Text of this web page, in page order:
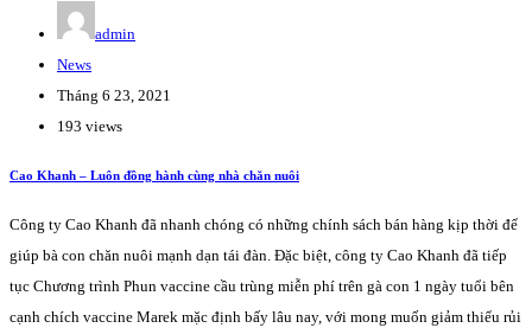
admin
News
Tháng 6 23, 2021
193 views
Cao Khanh – Luôn đồng hành cùng nhà chăn nuôi
Công ty Cao Khanh đã nhanh chóng có những chính sách bán hàng kịp thời để
giúp bà con chăn nuôi mạnh dạn tái đàn. Đặc biệt, công ty Cao Khanh đã tiếp
tục Chương trình Phun vaccine cầu trùng miễn phí trên gà con 1 ngày tuổi bên
cạnh chích vaccine Marek mặc định bấy lâu nay, với mong muốn giảm thiểu rủi